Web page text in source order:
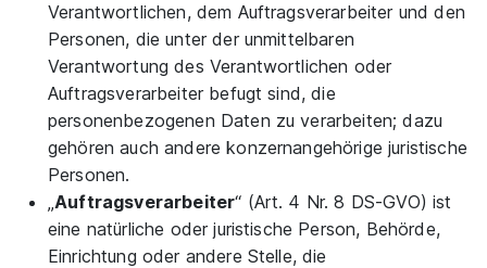
Verantwortlichen, dem Auftragsverarbeiter und den
Personen, die unter der unmittelbaren
Verantwortung des Verantwortlichen oder
Auftragsverarbeiter befugt sind, die
personenbezogenen Daten zu verarbeiten; dazu
gehören auch andere konzernangehörige juristische
Personen.
„Auftragsverarbeiter“ (Art. 4 Nr. 8 DS-GVO) ist
eine natürliche oder juristische Person, Behörde,
Einrichtung oder andere Stelle, die